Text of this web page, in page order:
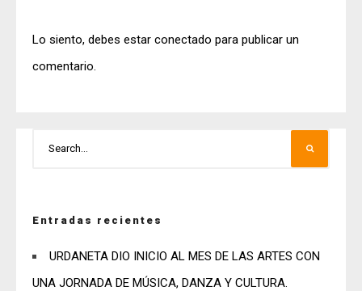
Lo siento, debes estar conectado para publicar un
comentario.
Entradas recientes
URDANETA DIO INICIO AL MES DE LAS ARTES CON
UNA JORNADA DE MÚSICA, DANZA Y CULTURA.